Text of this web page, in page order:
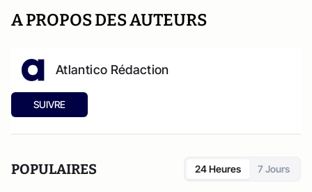
A PROPOS DES AUTEURS
Atlantico Rédaction
SUIVRE
POPULAIRES 24 Heures 7 Jours